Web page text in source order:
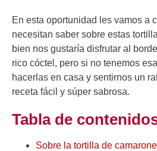
En esta oportunidad les vamos a
necesitan saber sobre estas
bien nos gustaría disfrutar al
rico cóctel, pero si no tenemos
hacerlas en casa y sentirnos un
receta fácil y súper sabrosa.
Tabla de
Sobre la tortilla de